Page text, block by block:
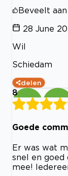
Beveelt aan
28 June
Wil
Schiedam
delen
8
Goede
Er was wat
snel en goed
mee!